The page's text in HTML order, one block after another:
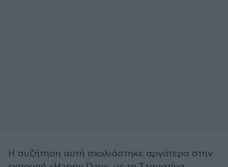
Η συζήτηση αυτή σχολιάστηκε αργότερα στην